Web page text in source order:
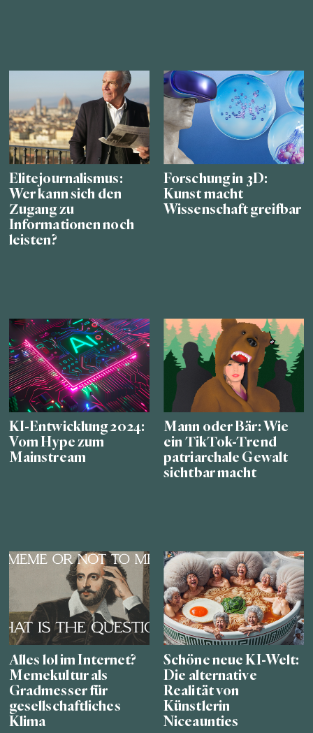
Elitejournalismus:
Wer kann sich den
Zugang zu
Informationen noch
leisten?
Forschung in 3D:
Kunst macht
Wissenschaft greifbar
KI-Entwicklung 2024:
Vom Hype zum
Mainstream
Mann oder Bär: Wie
ein TikTok-Trend
patriarchale Gewalt
sichtbar macht
Alles lol im Internet?
Memekultur als
Gradmesser für
gesellschaftliches
Klima
Schöne neue KI-Welt:
Die alternative
Realität von
Künstlerin
Niceaunties